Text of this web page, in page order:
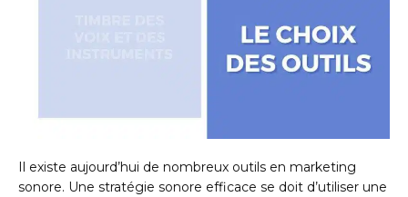
Il existe aujourd’hui de nombreux outils en marketing
sonore. Une stratégie sonore efficace se doit d’utiliser une